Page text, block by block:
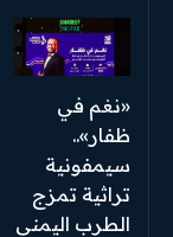
«نغم في
ظفار»..
سيمفونية
تراثية تمزج
الطرب اليمني